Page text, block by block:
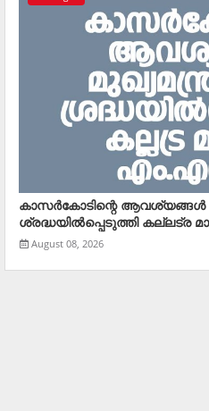
കാസര്‍കോടിന്റെ ആവശ്യങ്ങള്‍
ശ്രദ്ധയില്‍പ്പെടുത്തി കല്ലട്ര
August 08, 2026